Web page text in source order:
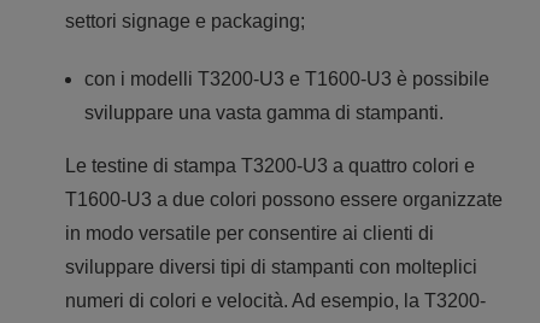
settori signage e packaging;
con i modelli T3200-U3 e T1600-U3 è possibile
sviluppare una vasta gamma di stampanti.
Le testine di stampa T3200-U3 a quattro colori e
T1600-U3 a due colori possono essere organizzate
in modo versatile per consentire ai clienti di
sviluppare diversi tipi di stampanti con molteplici
numeri di colori e velocità. Ad esempio, la T3200-